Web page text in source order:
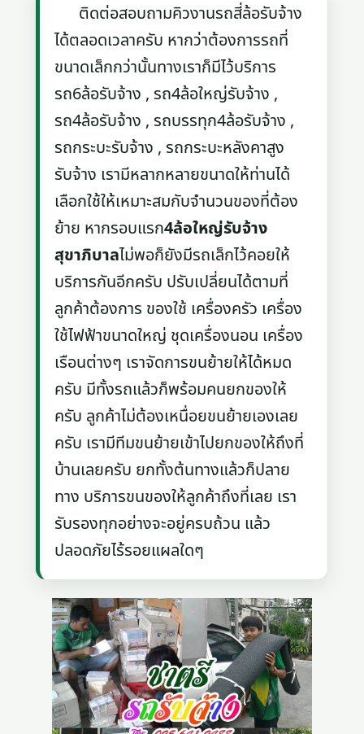
ติดต่อสอบถามคิวงานรถสี่ล้อรับจ้าง
ได้ตลอดเวลาครับ หากว่าต้องการรถที่
ขนาดเล็กกว่านั้นทางเราก็มีไว้บริการ
รถ6ล้อรับจ้าง , รถ4ล้อใหญ่รับจ้าง ,
รถ4ล้อรับจ้าง , รถบรรทุก4ล้อรับจ้าง ,
รถกระบะรับจ้าง , รถกระบะหลังคาสูง
รับจ้าง เรามีหลากหลายขนาดให้ท่านได้
เลือกใช้ให้เหมาะสมกับจำนวนของที่ต้อง
ย้าย หากรอบแรก4ล้อใหญ่รับจ้าง
สุขาภิบาลไม่พอก็ยังมีรถเล็กไว้คอยให้
บริการกันอีกครับ ปรับเปลี่ยนได้ตามที่
ลูกค้าต้องการ ของใช้ เครื่องครัว เครื่อง
ใช้ไฟฟ้าขนาดใหญ่ ชุดเครื่องนอน เครื่อง
เรือนต่างๆ เราจัดการขนย้ายให้ได้หมด
ครับ มีทั้งรถแล้วก็พร้อมคนยกของให้
ครับ ลูกค้าไม่ต้องเหนื่อยขนย้ายเองเลย
ครับ เรามีทีมขนย้ายเข้าไปยกของให้ถึงที่
บ้านเลยครับ ยกทั้งต้นทางแล้วก็ปลาย
ทาง บริการขนของให้ลูกค้าถึงที่เลย เรา
รับรองทุกอย่างจะอยู่ครบถ้วน แล้ว
ปลอดภัยไร้รอยแผลใดๆ